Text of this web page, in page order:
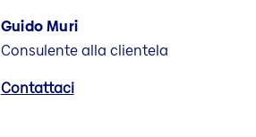
Guido Muri
Consulente alla clientela
Contattaci